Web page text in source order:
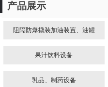
产品展示
阻隔防爆撬装加油装置、油罐
果汁饮料设备
乳品、制药设备